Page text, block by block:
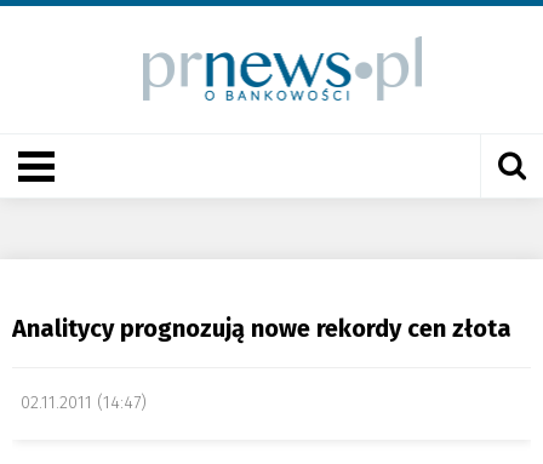
Analitycy prognozują nowe rekordy cen złota
02.11.2011 (14:47)